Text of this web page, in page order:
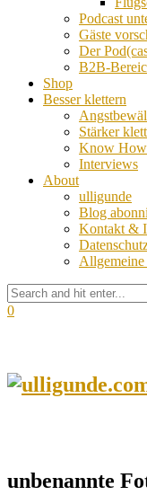
Podcast
Gäste
Der
B2B-
Shop
Besser klettern
Stärker
Know How
Interviews
About
ulligunde
Blog
Kontakt &
0
unbenannte